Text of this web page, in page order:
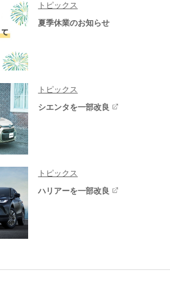
トピックス
夏季休業のお知らせ
トピックス
シエンタを一部改良
トピックス
ハリアーを一部改良